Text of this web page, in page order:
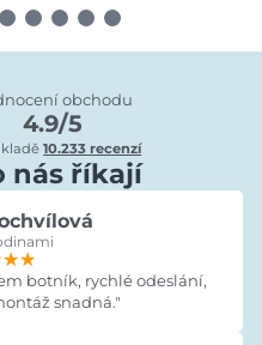
obchodu
4.9/5
10.233 recenzí
nás říkají
botník, rychlé odeslání,
snadná."